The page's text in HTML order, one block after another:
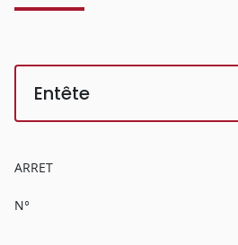
Entête
ARRET
N°